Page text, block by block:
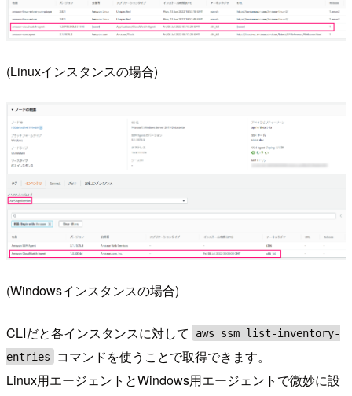
(Linuxインスタンスの場合)
(Windowsインスタンスの場合)
CLIだと各インスタンスに対して
aws ssm list-inventory-
entries
コマンドを使うことで取得できます。
Linux用エージェントとWindows用エージェントで微妙に設